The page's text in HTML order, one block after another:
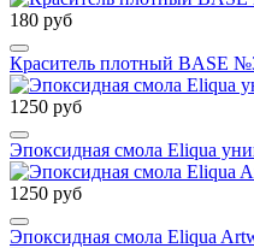
180 руб
Краситель плотный BASE
1250 руб
Эпоксидная смола Eliqua
1250 руб
Эпоксидная смола Eliqua